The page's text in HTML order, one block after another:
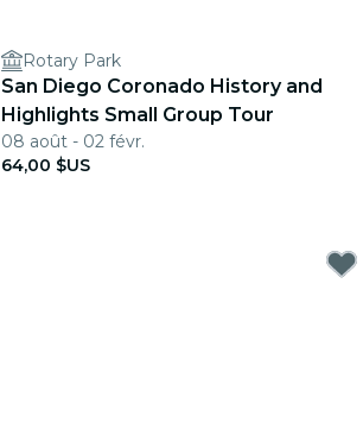
Rotary Park
San Diego Coronado History and
Highlights Small Group Tour
08 août - 02 févr.
64,00 $US